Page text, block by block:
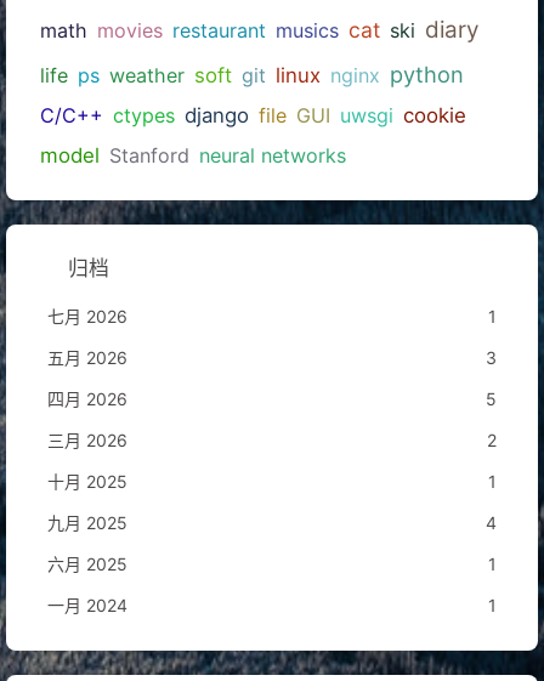
math movies restaurant musics cat ski diary
life ps weather soft git linux nginx python
C/C++ ctypes django file GUI uwsgi cookie
model Stanford neural networks
归档
七月 2026
1
五月 2026
3
四月 2026
5
三月 2026
2
十月 2025
1
九月 2025
4
六月 2025
1
一月 2024
1